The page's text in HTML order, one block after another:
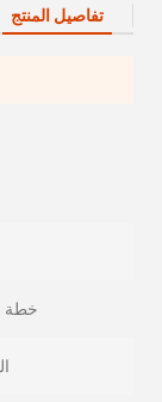
تفاصيل المنتج
خطة